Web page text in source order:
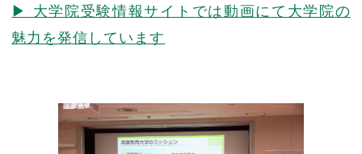
▶ 大学院受験情報サイトでは動画にて大学院の
魅力を発信しています